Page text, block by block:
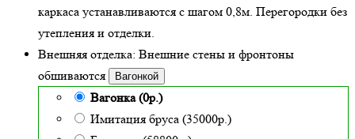
каркаса устанавливаются с шагом 0,8м. Перегородки без
утепления и отделки.
Внешняя отделка: Внешние стены и фронтоны
обшиваются
Вагонкой
Вагонка (0р.)
Имитация бруса (35000р.)